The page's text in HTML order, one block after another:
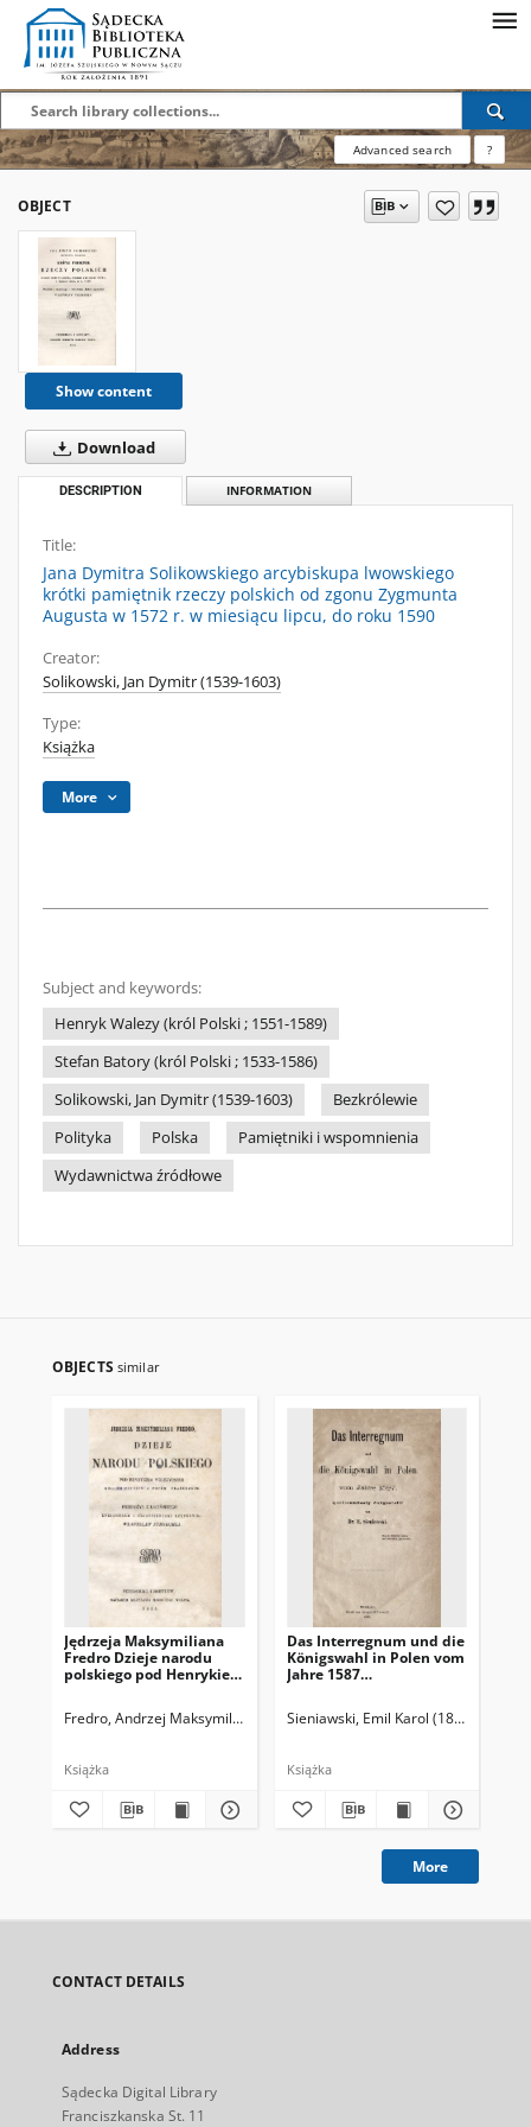
Advanced search ?
OBJECT
Show content
Download
DESCRIPTION INFORMATION
Title:
Jana Dymitra Solikowskiego arcybiskupa lwowskiego
krótki pamiętnik rzeczy polskich od zgonu Zygmunta
Augusta w 1572 r. w miesiącu lipcu, do roku 1590
Creator:
Solikowski, Jan Dymitr (1539-1603)
Type:
Książka
More
Subject and keywords:
Henryk Walezy (król Polski ; 1551-1589)
Stefan Batory (król Polski ; 1533-1586)
Solikowski, Jan Dymitr (1539-1603)
Bezkrólewie
Polityka
Polska
Pamiętniki i wspomnienia
Wydawnictwa źródłowe
OBJECTS similar
Jędrzeja Maksymiliana
Fredro Dzieje narodu
polskiego pod Henrykiem
francuzkim
Fredro, Andrzej Maksymilian (ok. 1620-1679) Syrokomla, Władysław
Książka
Das Interregnum und die
Königswahl in Polen vom
Jahre 1587
Sieniawski, Emil Karol (1843-1921)
Książka
More
CONTACT DETAILS
Address
Sądecka Digital Library
Franciszkanska St. 11